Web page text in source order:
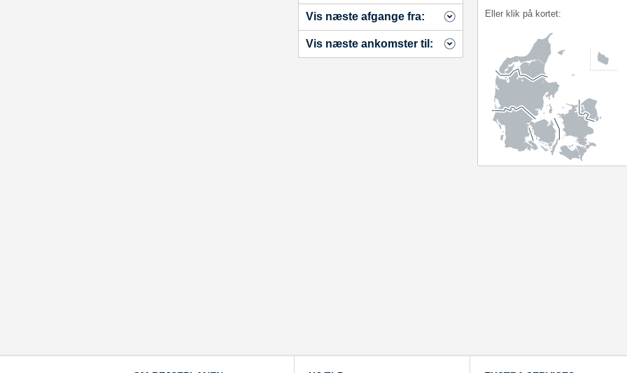
Vis næste afgange fra:
Vis næste ankomster til:
Eller klik på kortet: